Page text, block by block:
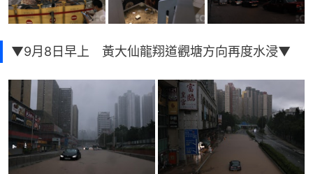
▼9月8日早上 黃大仙龍翔道觀塘方向再度水浸▼